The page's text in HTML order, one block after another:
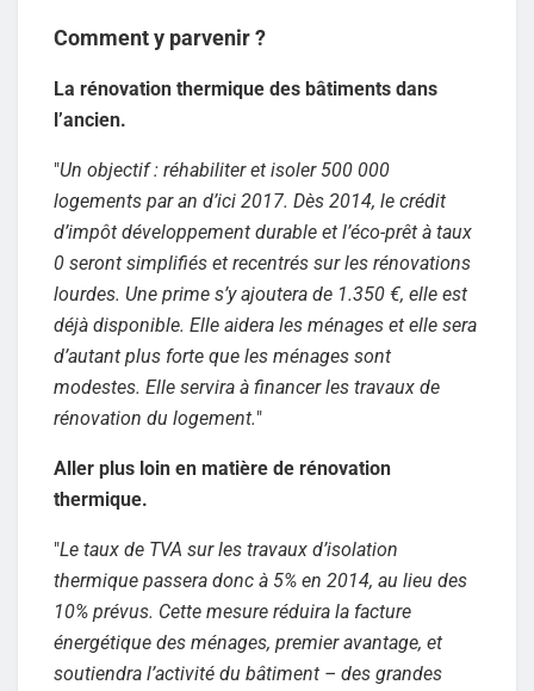
Comment y parvenir ?
La rénovation thermique des bâtiments dans
l’ancien.
"Un objectif : réhabiliter et isoler 500 000
logements par an d’ici 2017. Dès 2014, le crédit
d’impôt développement durable et l’éco-prêt à taux
0 seront simplifiés et recentrés sur les rénovations
lourdes. Une prime s’y ajoutera de 1.350 €, elle est
déjà disponible. Elle aidera les ménages et elle sera
d’autant plus forte que les ménages sont
modestes. Elle servira à financer les travaux de
rénovation du logement."
Aller plus loin en matière de rénovation
thermique.
"Le taux de TVA sur les travaux d’isolation
thermique passera donc à 5% en 2014, au lieu des
10% prévus. Cette mesure réduira la facture
énergétique des ménages, premier avantage, et
soutiendra l’activité du bâtiment – des grandes